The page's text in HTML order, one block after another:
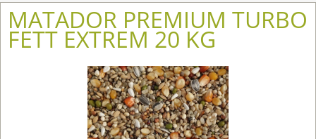
MATADOR PREMIUM TURBO
FETT EXTREM 20 KG